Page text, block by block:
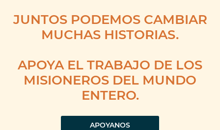
JUNTOS PODEMOS CAMBIAR
MUCHAS HISTORIAS.
APOYA EL TRABAJO DE LOS
MISIONEROS DEL MUNDO
ENTERO.
APOYANOS